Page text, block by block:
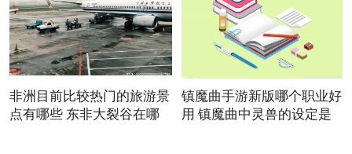
非洲目前比较热门的旅游景
点有哪些 东非大裂谷在哪
镇魔曲手游新版哪个职业好
用 镇魔曲中灵兽的设定是